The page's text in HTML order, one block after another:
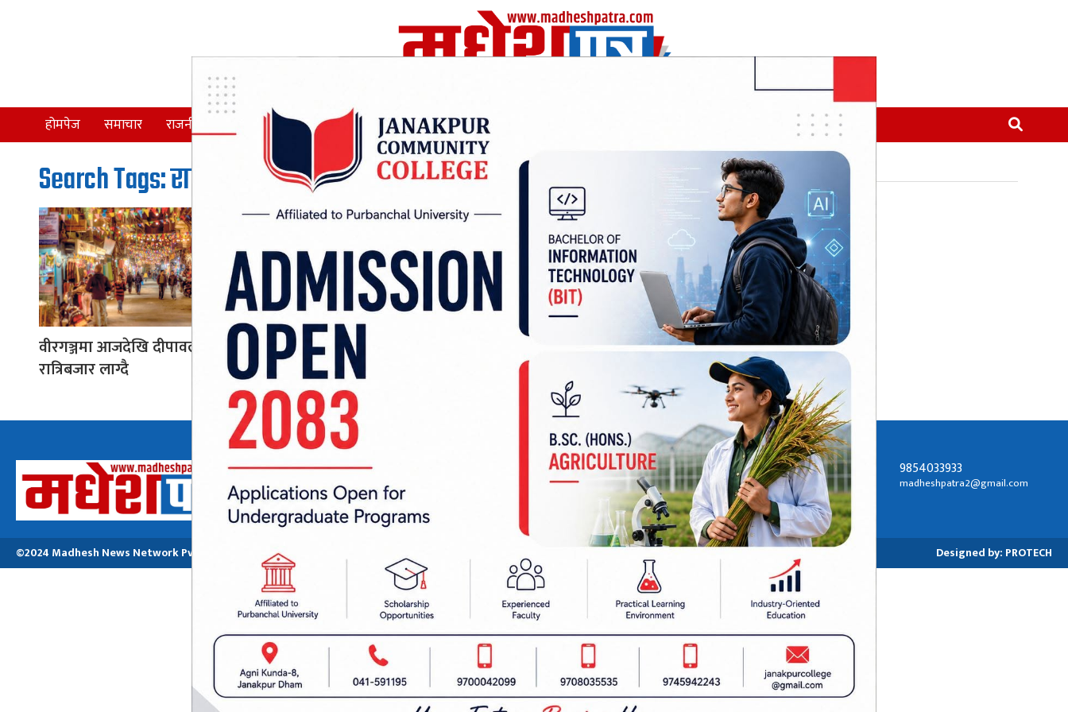
होमपेज समाचार राजनीति समाज देश विचार अर्थ/वाणिज शिक्षा थप
Search Tags: रात्रिबजार
वीरगञ्जमा आजदेखि दीपावली लक्षित
रात्रिबजार लाग्दै
अध्यक्ष तथा प्रबन्ध निर्देशक:
मनोजकुमार मोरबैता
हाम्रो टीम : सम्पर्क ठेगाना:
जनकपुरधाम-२, धनुषा
9854033933
madheshpatra2@gmail.com
©2024 Madhesh News Network Pvt. ltd | All Rights Reserved. Designed by: PROTECH